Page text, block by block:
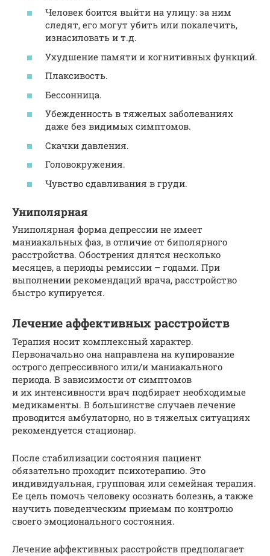
Человек боится выйти на улицу: за ним
следят, его могут убить или покалечить,
изнасиловать и т.д.
Ухудшение памяти и когнитивных функций.
Плаксивость.
Бессонница.
Убежденность в тяжелых заболеваниях
даже без видимых симптомов.
Скачки давления.
Головокружения.
Чувство сдавливания в груди.
Униполярная
Униполярная форма депрессии не имеет
маниакальных фаз, в отличие от биполярного
расстройства. Обострения длятся несколько
месяцев, а периоды ремиссии – годами. При
выполнении рекомендаций врача, расстройство
быстро купируется.
Лечение аффективных расстройств
Терапия носит комплексный характер.
Первоначально она направлена на купирование
острого депрессивного или/и маниакального
периода. В зависимости от симптомов
и их интенсивности врач подбирает необходимые
медикаменты. В большинстве случаев лечение
проводится амбулаторно, но в тяжелых ситуациях
рекомендуется стационар.
После стабилизации состояния пациент
обязательно проходит психотерапию. Это
индивидуальная, групповая или семейная терапия.
Ее цель помочь человеку осознать болезнь, а также
научить поведенческим приемам по контролю
своего эмоционального состояния.
Лечение аффективных расстройств предполагает